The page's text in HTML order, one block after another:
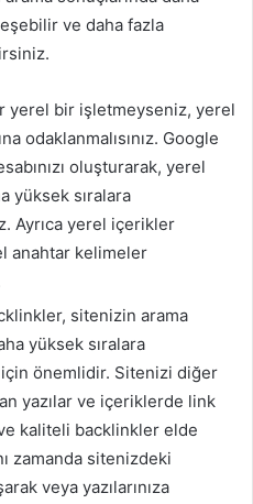
ve daha fazla
yerel bir işletmeyseniz, yerel
odaklanmalısınız. Google
oluşturarak, yerel
yüksek sıralara
Ayrıca yerel içerikler
anahtar kelimeler
sitenizin arama
yüksek sıralara
önemlidir. Sitenizi diğer
yazılar ve içeriklerde link
kaliteli backlinkler elde
zamanda sitenizdeki
veya yazılarınıza